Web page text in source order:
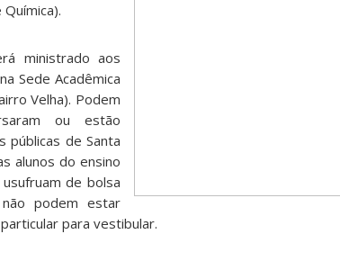
ministrado aos
Sede Acadêmica
Velha). Podem
ou estão
públicas de Santa
alunos do ensino
de bolsa
podem estar
para vestibular.